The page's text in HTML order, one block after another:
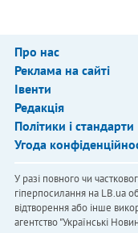
Про нас
Реклама на сайті
Івенти
Редакція
Політики і стандарти
Угода
У разі повного чи
гіперпосилання на LB.ua
відтворення або інше
агентство "Українськi